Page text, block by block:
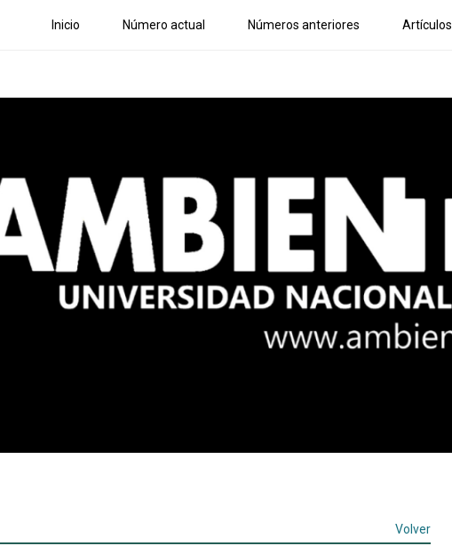
Inicio Número actual Números anteriores Artículos
Volver